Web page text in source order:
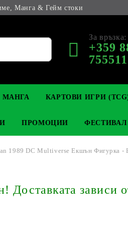
Манга & Гейм стоки
За връзка:
+359
YU-GI-OH! TCG
МАНГА
LIGHT NOVEL
КАРТОВИ ИГРИ
GATHERING
АНИМЕ ФИГУРКИ
ПРОМОЦИИ
1989 DC Multiverse Екшън Фигурка -
зависи